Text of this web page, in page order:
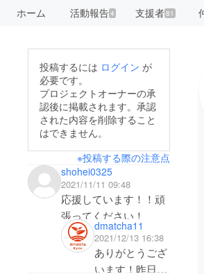
ホーム 活動報告4 支援者81
投稿するには ログイン が
必要です。
プロジェクトオーナーの承
認後に掲載されます。承認
された内容を削除すること
はできません。
※投稿する際の注意点
shohei0325
2021/11/11 09:48
応援しています！！頑
張ってください！
dmatcha11
2021/12/13 16:38
ありがとうござ
います！昨日無